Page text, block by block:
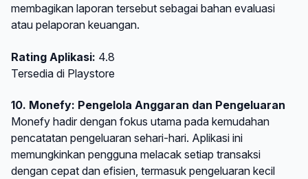
membagikan laporan tersebut sebagai bahan evaluasi
atau pelaporan keuangan.
Rating Aplikasi: 4.8
Tersedia di Playstore
10. Monefy: Pengelola Anggaran dan Pengeluaran
Monefy hadir dengan fokus utama pada kemudahan
pencatatan pengeluaran sehari-hari. Aplikasi ini
memungkinkan pengguna melacak setiap transaksi
dengan cepat dan efisien, termasuk pengeluaran kecil